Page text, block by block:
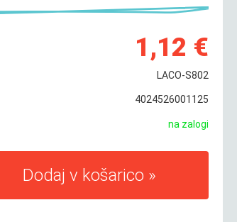
1,12 €
LACO-S802
4024526001125
na zalogi
Dodaj v košarico